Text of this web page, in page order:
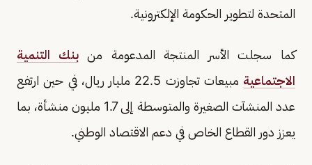
المتحدة لتطوير الحكومة الإلكترونية.
كما سجلت الأسر المنتجة المدعومة منبنك التنمية
الاجتماعية
مبيعات تجاوزت 22.5 مليار ريال، في حين ارتفع
عدد المنشآت الصغيرة والمتوسطة إلى 1.7 مليون منشأة، بما
يعزز دور القطاع الخاص في دعم الاقتصاد الوطني.